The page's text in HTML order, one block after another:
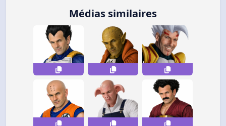
Médias similaires